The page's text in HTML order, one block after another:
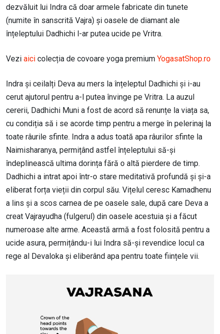
dezvăluit lui Indra că doar armele fabricate din tunete
(numite în sanscrită Vajra) și oasele de diamant ale
înțeleptului Dadhichi l-ar putea ucide pe Vritra.
Vezi aici colecția de covoare yoga premium YogasatShop.ro
Indra și ceilalți Deva au mers la înțeleptul Dadhichi și i-au
cerut ajutorul pentru a-l putea învinge pe Vritra. La auzul
cererii, Dadhichi Muni a fost de acord să renunțe la viața sa,
cu condiția să i se acorde timp pentru a merge în pelerinaj la
toate râurile sfinte. Indra a adus toată apa râurilor sfinte la
Naimisharanya, permițând astfel înțeleptului să-și
îndeplinească ultima dorința fără o altă pierdere de timp.
Dadhichi a intrat apoi într-o stare meditativă profundă și și-a
eliberat forța vieții din corpul său. Vițelul ceresc Kamadhenu
a lins și a scos carnea de pe oasele sale, după care Deva a
creat Vajrayudha (fulgerul) din oasele acestuia și a făcut
numeroase alte arme. Această armă a fost folosită pentru a
ucide asura, permițându-i lui Indra să-și revendice locul ca
rege al Devaloka și eliberând apa pentru toate ființele vii.